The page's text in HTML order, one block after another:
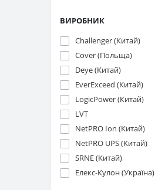
ВИРОБНИК
Challenger (Китай)
Cover (Польща)
Deye (Китай)
EverExceed (Китай)
LogicPower (Китай)
LVT
NetPRO Ion (Китай)
NetPRO UPS (Китай)
SRNE (Китай)
Елекс-Кулон (Україна)